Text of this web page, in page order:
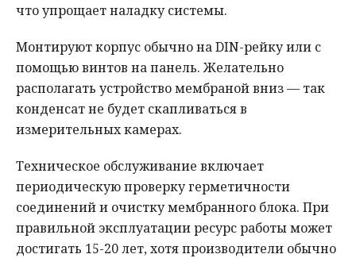
что упрощает наладку системы.
Монтируют корпус обычно на DIN-рейку или с
помощью винтов на панель. Желательно
располагать устройство мембраной вниз — так
конденсат не будет скапливаться в
измерительных камерах.
Техническое обслуживание включает
периодическую проверку герметичности
соединений и очистку мембранного блока. При
правильной эксплуатации ресурс работы может
достигать 15-20 лет, хотя производители обычно